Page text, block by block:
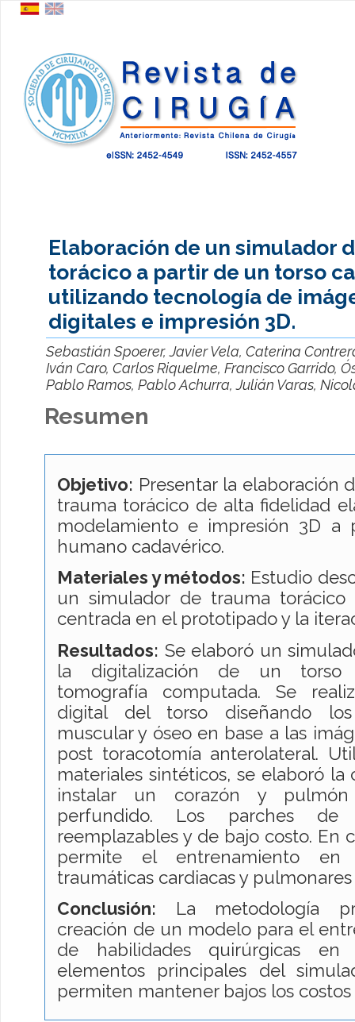
Elaboración de un simulador
torácico a partir de un torso
utilizando tecnología de
digitales e impresión 3D.
Sebastián Spoerer, Javier Vela, Caterina
Iván Caro, Carlos Riquelme, Francisco Garrido,
Pablo Ramos, Pablo Achurra, Julián Varas,
Resumen
Objetivo: Presentar la elaboración
trauma torácico de alta fidelidad
modelamiento e impresión 3D a
humano cadavérico.
Materiales y métodos: Estudio
un simulador de trauma torácico
centrada en el prototipado y la
Resultados: Se elaboró un
la digitalización de un torso
tomografía computada. Se
digital del torso diseñando los
muscular y óseo en base a las
post toracotomía anterolateral.
materiales sintéticos, se elaboró la
instalar un corazón y
perfundido. Los parches
reemplazables y de bajo costo. En
permite el entrenamiento en
traumáticas cardiacas y
Conclusión: La metodología
creación de un modelo para el
de habilidades quirúrgicas en
elementos principales del
permiten mantener bajos los